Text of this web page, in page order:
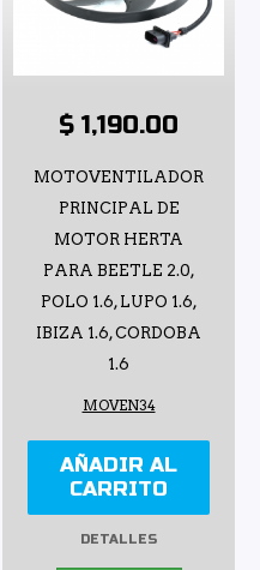
$ 1,190.00
MOTOVENTILADOR
PRINCIPAL DE
MOTOR HERTA
PARA BEETLE 2.0,
POLO 1.6, LUPO 1.6,
IBIZA 1.6, CORDOBA
1.6
MOVEN34
AÑADIR AL
CARRITO
DETALLES